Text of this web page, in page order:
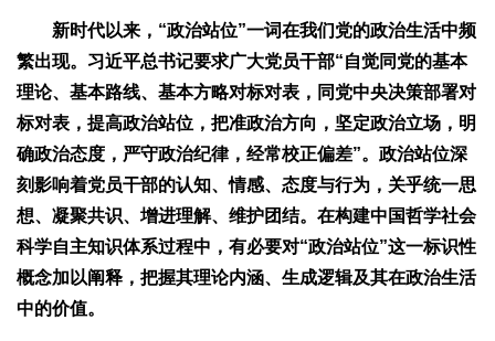
新时代以来，“政治站位”一词在我们党的政治生活中频
繁出现。习近平总书记要求广大党员干部“自觉同党的基本
理论、基本路线、基本方略对标对表，同党中央决策部署对
标对表，提高政治站位，把准政治方向，坚定政治立场，明
确政治态度，严守政治纪律，经常校正偏差”。政治站位深
刻影响着党员干部的认知、情感、态度与行为，关乎统一思
想、凝聚共识、增进理解、维护团结。在构建中国哲学社会
科学自主知识体系过程中，有必要对“政治站位”这一标识性
概念加以阐释，把握其理论内涵、生成逻辑及其在政治生活
中的价值。